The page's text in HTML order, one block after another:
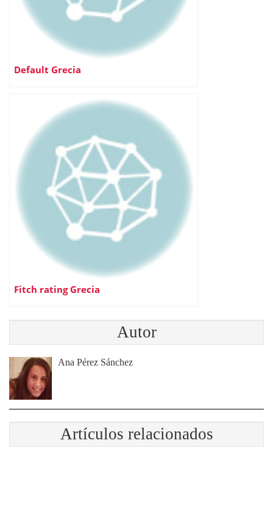
Default Grecia
Fitch rating Grecia
Autor
Ana Pérez Sánchez
Artículos relacionados